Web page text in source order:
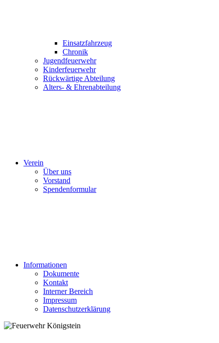
Einsatzfahrzeug
Chronik
Jugendfeuerwehr
Kinderfeuerwehr
Rückwärtige Abteilung
Alters- & Ehrenabteilung
Verein
Über uns
Vorstand
Spendenformular
Informationen
Dokumente
Kontakt
Interner Bereich
Impressum
Datenschutzerklärung